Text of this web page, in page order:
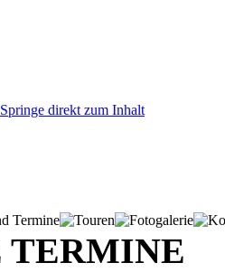
Springe direkt zum Inhalt
TERMINE